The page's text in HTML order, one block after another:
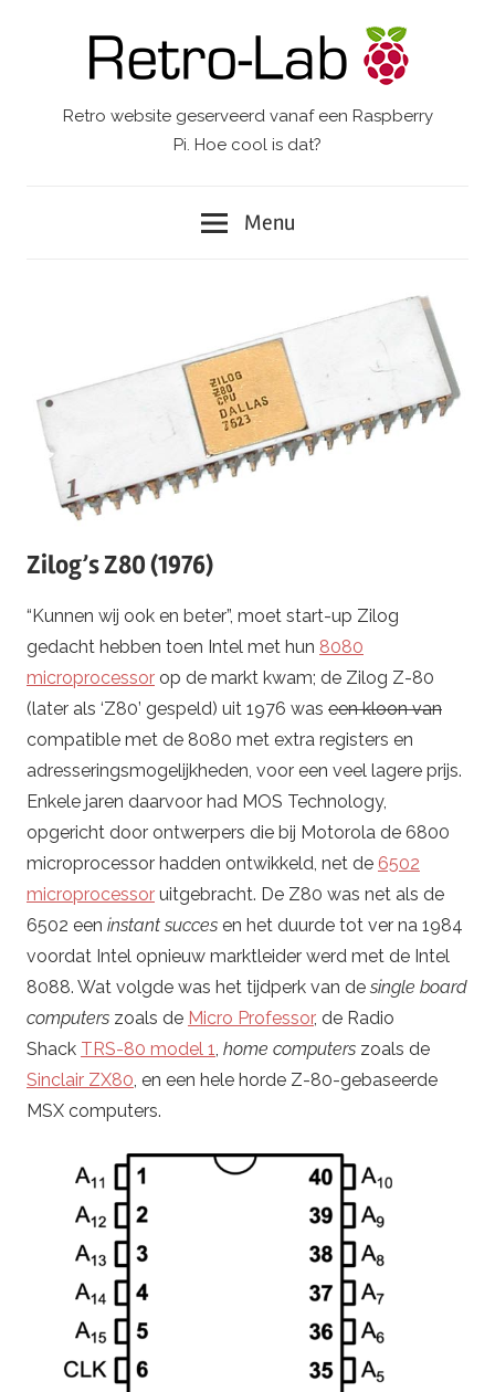
Retro-
Retro website geserveerd vanaf een Raspberry
Pi. Hoe cool is dat?
Menu
Zilog’s Z80 (1976)
“Kunnen wij ook en beter”, moet start-up Zilog
gedacht hebben toen Intel met hun 8080
microprocessor op de markt kwam; de Zilog Z-80
(later als ‘Z80’ gespeld) uit 1976 was een kloon van
compatible met de 8080 met extra registers en
adresseringsmogelijkheden, voor een veel lagere prijs.
Enkele jaren daarvoor had MOS Technology,
opgericht door ontwerpers die bij Motorola de 6800
microprocessor hadden ontwikkeld, net de 6502
microprocessor uitgebracht. De Z80 was net als de
6502 een instant succes en het duurde tot ver na 1984
voordat Intel opnieuw marktleider werd met de Intel
8088. Wat volgde was het tijdperk van de single board
computers zoals de Micro Professor, de Radio
Shack TRS-80 model 1, home computers zoals de
Sinclair ZX80, en een hele horde Z-80-gebaseerde
MSX computers.